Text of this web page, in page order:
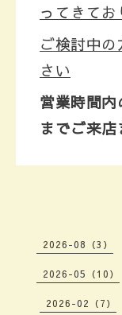
ってきてお
ご検討中
さい
営業時間内
までご来
2026-08（3）
2026-05（10）
2026-02（7）